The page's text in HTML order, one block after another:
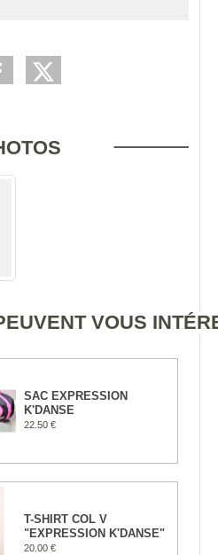
VOUS
SAC EXPRESSION
K'DANSE
22.50 €
T-SHIRT COL V
"EXPRESSION K'DANSE"
20.00 €